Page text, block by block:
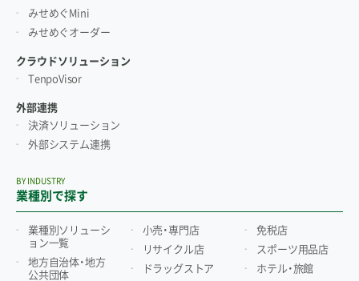
みせめぐMini
みせめぐオーダー
クラウドソリューション
TenpoVisor
外部連携
決済ソリューション
外部システム連携
業種別で探す
BY INDUSTRY
業種別ソリューシ
ョン一覧
地方自治体・地方
公共団体
小売・専門店
リサイクル店
ドラッグストア
免税店
スポーツ用品店
ホテル・旅館